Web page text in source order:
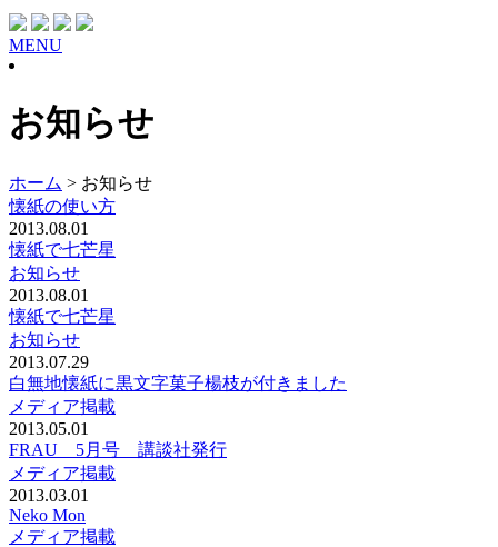
MENU
お知らせ
ホーム > お知らせ
懐紙の使い方
2013.08.01
懐紙で七芒星
お知らせ
2013.08.01
懐紙で七芒星
お知らせ
2013.07.29
白無地懐紙に黒文字菓子楊枝が付きました
メディア掲載
2013.05.01
FRAU 5月号 講談社発行
メディア掲載
2013.03.01
Neko Mon
メディア掲載